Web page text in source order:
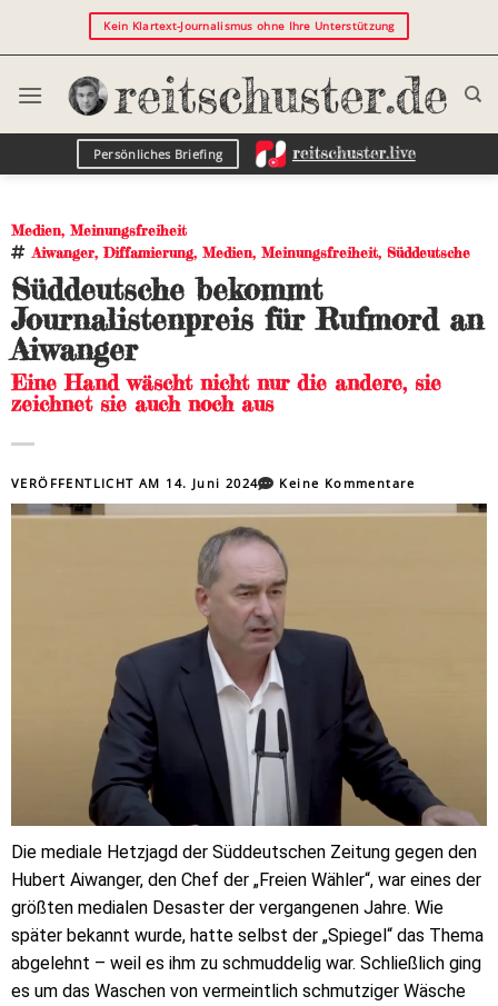
Kein Klartext-Journalismus ohne Ihre Unterstützung
Persönliches Briefing
Medien, Meinungsfreiheit
Aiwanger,Diffamierung, Medien, Meinungsfreiheit, Süddeutsche
Süddeutsche bekommt
Journalistenpreis für Rufmord an
Aiwanger
Eine Hand wäscht nicht nur die andere, sie
zeichnet sie auch noch aus
VERÖFFENTLICHT AM 14. Juni 2024 Keine Kommentare
Die mediale Hetzjagd der Süddeutschen Zeitung gegen den
Hubert Aiwanger, den Chef der „Freien Wähler“, war eines der
größten medialen Desaster der vergangenen Jahre. Wie
später bekannt wurde, hatte selbst der „Spiegel“ das Thema
abgelehnt – weil es ihm zu schmuddelig war. Schließlich ging
es um das Waschen von vermeintlich schmutziger Wäsche